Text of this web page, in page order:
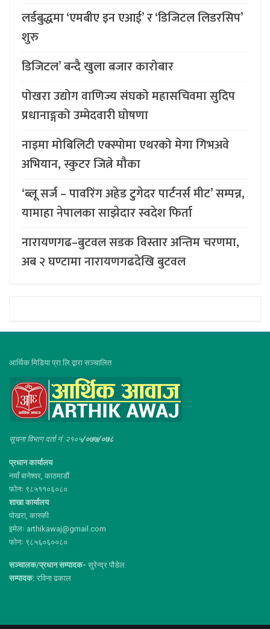
लर्डबुद्धमा ‘एमबीए इन एआई’ र ‘डिजिटल लिडरसिप’
शुरु
डिजिटल’ बन्दै खुला बजार कारोबार
पोखरा उद्योग वाणिज्य संघको महासचिवमा सुदिप
प्रधानाङ्गको उम्मेदवारी घोषणा
नाइमा मोबिलिटी एक्स्पोमा एथरको मेगा गिभअवे
अभियान, स्कुटर जित्ने मौका
‘ब्लू सर्ज – पावरिंग अहेड टुगेदर पार्टनर्स मीट’ सम्पन्न,
यामाहा नेपालका साझेदार स्वदेश फिर्ता
नारायणगढ–बुटवल सडक विस्तार अन्तिम चरणमा,
अब २ घण्टामा नारायणगढदेखि बुटवल
आर्थिक मिडिया प्रा.लि.द्वारा सञ्चालित
सूचना विभाग दर्ता नं :२१०५/०७७/०७८
प्रधान कार्यालय
नयाँ बानेश्वर, काठमाडौं
फोनः ९८५११०६०८०
शाखा कार्यालय
पोखरा, कास्की
इमेलः arthikawaj@gmail.com
फोनः ९८५६०६००८०
सञ्चालक/प्रधान सम्पादक- सुरेन्द्र पौडेल
सम्पादक: रविना ढकाल